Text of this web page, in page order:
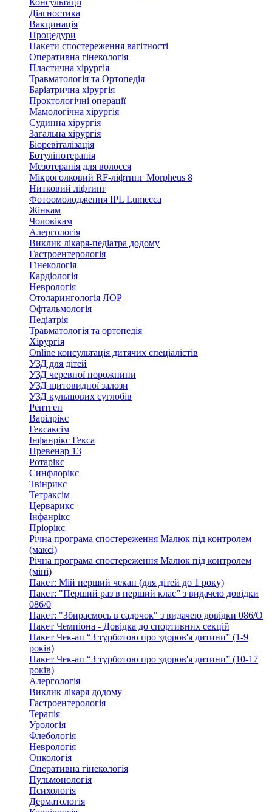
Консультації
Діагностика
Вакцинація
Процедури
Пакети спостереження вагітності
Оперативна гінекологія
Пластична хірургія
Травматологія та Ортопедія
Баріатрична хірургія
Проктологічні операції
Мамологічна хірургія
Судинна хірургія
Загальна хірургія
Біоревіталізація
Ботулінотерапія
Мезотерапія для волосся
Мікроголковий RF-ліфтинг Morpheus 8
Нитковий ліфтинг
Фотоомолодження IPL Lumecca
Жінкам
Чоловікам
Алергологія
Виклик лікаря-педіатра додому
Гастроентерологія
Гінекологія
Кардіологія
Неврологія
Отоларингологія ЛОР
Офтальмологія
Педіатрія
Травматологія та ортопедія
Хірургія
Online консультація дитячих спеціалістів
УЗД для дітей
УЗД черевної порожнини
УЗД щитовидної залози
УЗД кульшових суглобів
Рентген
Варілрікс
Гексаксім
Інфанрікс Гекса
Превенар 13
Ротарікс
Синфлорікс
Твінрикс
Тетраксім
Церварикс
Інфанрікс
Пріорікс
Річна програма спостереження Малюк під контролем
(максі)
Річна програма спостереження Малюк під контролем
(міні)
Пакет: Мій перший чекап (для дітей до 1 року)
Пакет: "Перший раз в перший клас” з видачею довідки
086/0
Пакет: "Збираємось в садочок" з видачею довідки 086/О
Пакет Чемпіона - Довідка до спортивних секцій
Пакет Чек-ап “З турботою про здоров'я дитини” (1-9
років)
Пакет Чек-ап “З турботою про здоров'я дитини” (10-17
років)
Алергологія
Виклик лікаря додому
Гастроентерологія
Терапія
Урологія
Флебологія
Неврологія
Онкологія
Оперативна гінекологія
Пульмонологія
Психологія
Дерматологія